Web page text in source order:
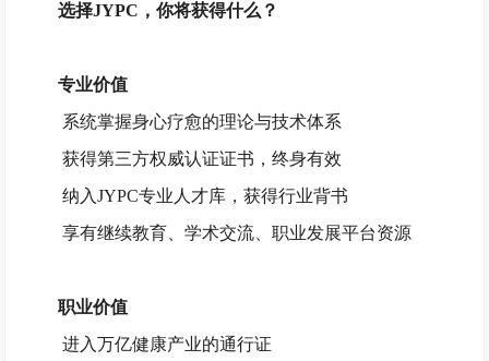
选择JYPC，你将获得什么？
专业价值
系统掌握身心疗愈的理论与技术体系
获得第三方权威认证证书，终身有效
纳入JYPC专业人才库，获得行业背书
享有继续教育、学术交流、职业发展平台资源
职业价值
进入万亿健康产业的通行证